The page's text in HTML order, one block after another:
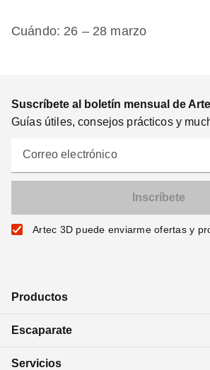
Cuándo: 26 – 28 marzo
Suscríbete al boletín mensual de
Guías útiles, consejos prácticos y
Correo electrónico
Artec 3D puede enviarme ofertas y
Productos
Escaparate
Servicios